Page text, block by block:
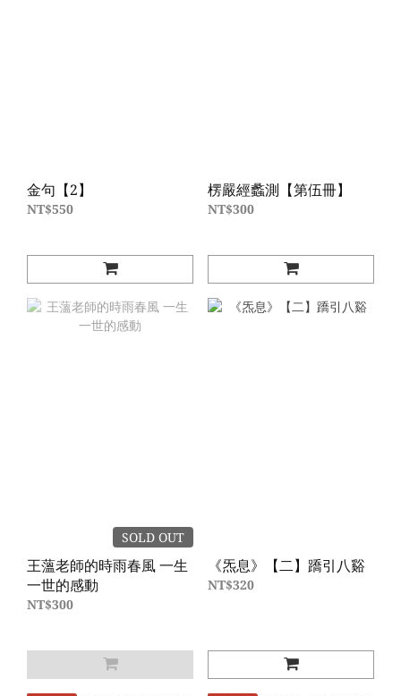
金句【2】
NT$550
楞嚴經蠡測【第伍冊】
NT$300
SOLD OUT
王薀老師的時雨春風 一生
一世的感動
NT$300
《炁息》【二】蹻引八谿
NT$320